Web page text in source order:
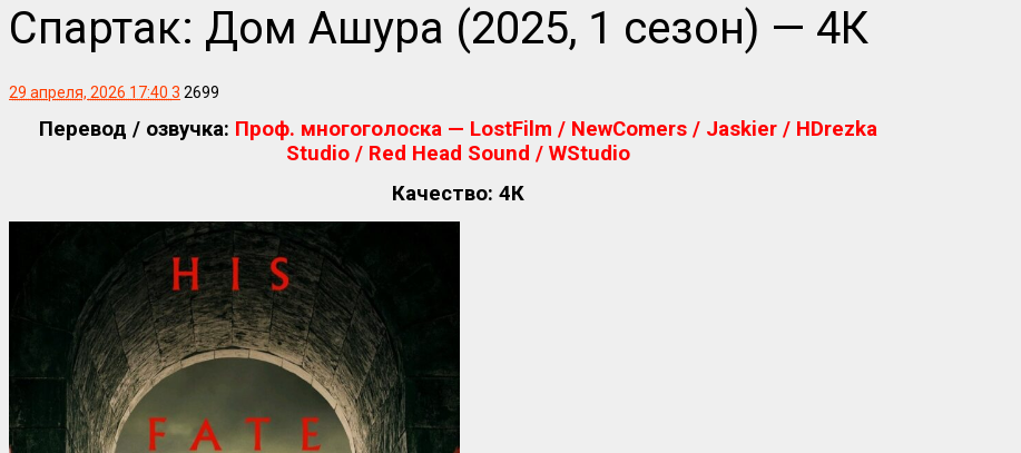
Спартак: Дом Ашура (2025, 1 сезон) — 4К
29 апреля, 2026 17:40 3 2699
Перевод / озвучка: Проф. многоголоска — LostFilm / NewComers / Jaskier / HDrezka
Studio / Red Head Sound / WStudio
Качество: 4К